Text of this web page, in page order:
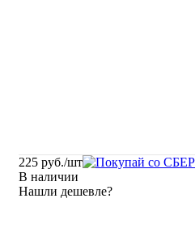
225 руб./шт
В наличии
Нашли дешевле?